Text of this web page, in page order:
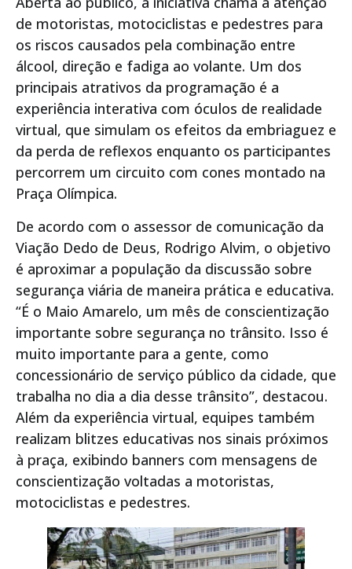
de motoristas, motociclistas e pedestres para
os riscos causados pela combinação entre
álcool, direção e fadiga ao volante. Um dos
principais atrativos da programação é a
experiência interativa com óculos de realidade
virtual, que simulam os efeitos da embriaguez e
da perda de reflexos enquanto os participantes
percorrem um circuito com cones montado na
Praça Olímpica.
De acordo com o assessor de comunicação da
Viação Dedo de Deus, Rodrigo Alvim, o objetivo
é aproximar a população da discussão sobre
segurança viária de maneira prática e educativa.
“É o Maio Amarelo, um mês de conscientização
importante sobre segurança no trânsito. Isso é
muito importante para a gente, como
concessionário de serviço público da cidade, que
trabalha no dia a dia desse trânsito”, destacou.
Além da experiência virtual, equipes também
realizam blitzes educativas nos sinais próximos
à praça, exibindo banners com mensagens de
conscientização voltadas a motoristas,
motociclistas e pedestres.